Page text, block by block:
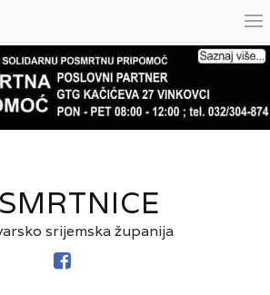
srijemska županija